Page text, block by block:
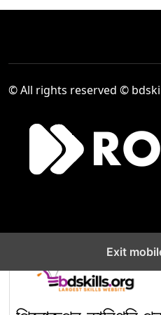
৪
© All rights reserved ©
Exit